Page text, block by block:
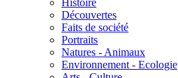
Histoire
Découvertes
Faits de société
Portraits
Natures - Animaux
Environnement - Ecologie